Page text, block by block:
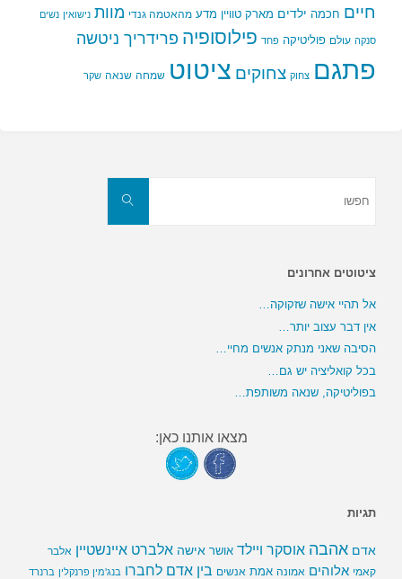
חיים חכמה ילדים מארק טוויין מדע מהאטמה גנדי מוות נישואין נשים
סנקה עולם פוליטיקה פחד פילוסופיה פרידריך ניטשה
פתגם צחוק צחוקים ציטוט שמחה שנאה שקר
חפשו
ציטוטים אחרונים
אל תהיי אישה שזקוקה…
אין דבר עצוב יותר…
הסיבה שאני מנתק אנשים מחיי…
בכל קואליציה יש גם…
בפוליטיקה, שנאה משותפת…
מצאו אותנו כאן:
תגיות
אדם אהבה אוסקר ויילד אושר אישה אלברט איינשטיין אלבר
קאמי אלוהים אמונה אמת אנשים בין אדם לחברו בנג'מין פרנקלין ברנרד